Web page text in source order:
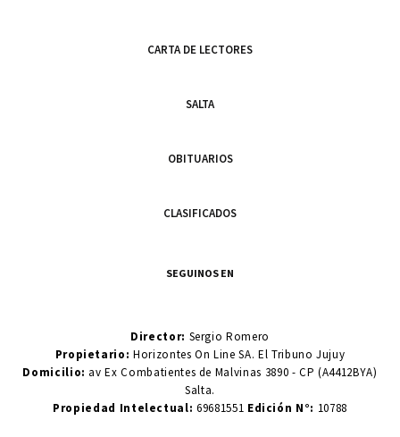
CARTA DE LECTORES
SALTA
OBITUARIOS
CLASIFICADOS
SEGUINOS EN
Director: Sergio Romero
Propietario:Horizontes On Line SA. El Tribuno Jujuy
Domicilio: av Ex Combatientes de Malvinas 3890 - CP (A4412BYA)
Salta.
Propiedad Intelectual: 69681551 Edición N°: 10788